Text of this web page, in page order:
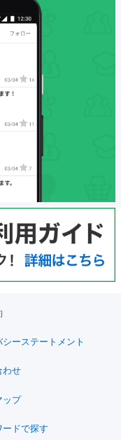
シーステートメント
わせ
ップ
ードで探す